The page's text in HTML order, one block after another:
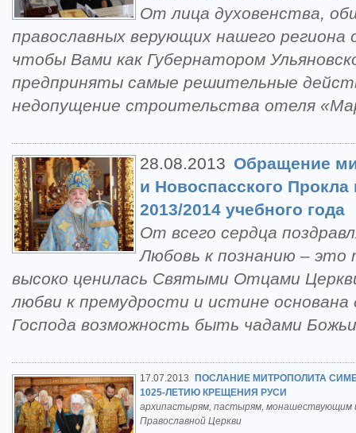
От лица духовенства,
православных верующих нашего
чтобы Вами как Губернатором
предприняты самые решительные
недопущение строительства отеля
28.08.2013 Обращение
и Новоспасского
2013/2014 учебного года
От всего сердца
Любовь к познанию –
высоко ценилась Святыми Отцами
любви к премудрости и истине
Господа возможность быть чадами
17.07.2013
ПОСЛАНИЕ МИТРОПОЛИТА
1025-ЛЕТИЮ КРЕЩЕНИЯ РУСИ
архипастырям, пастырям, монашествующим
Православной Церкви